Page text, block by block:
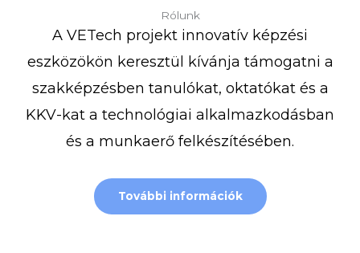
Rólunk
A VETech projekt innovatív képzési
eszközökön keresztül kívánja támogatni a
szakképzésben tanulókat, oktatókat és a
KKV-kat a technológiai alkalmazkodásban
és a munkaerő felkészítésében.
További információk